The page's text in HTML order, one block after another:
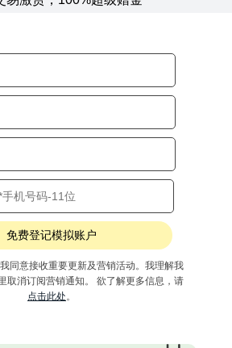
我同意接收重要更新及营销活动。我理解我
取消订阅营销通知。 欲了解更多信息，请
点击此处。